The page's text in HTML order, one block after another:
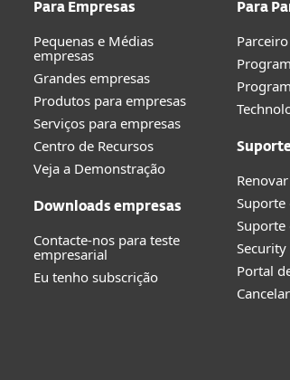
Para Empresas
Pequenas e Médias
empresas
Grandes empresas
Produtos para empresas
Serviços para empresas
Centro de Recursos
Veja a Demonstração
Downloads empresas
Contacte-nos para teste
empresarial
Eu tenho subscrição
Para
Parceiro
Renovar
Suporte
Suporte
Portal